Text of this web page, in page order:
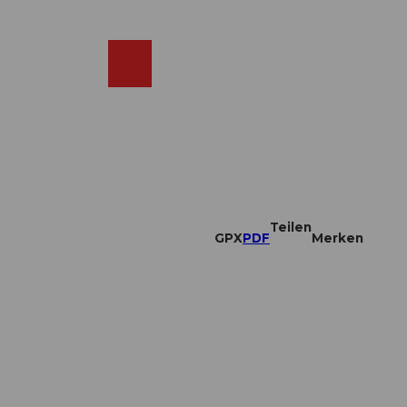
GPXPDF
Teilen
Merken